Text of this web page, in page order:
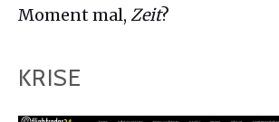
Moment mal, Zeit?
KRISE